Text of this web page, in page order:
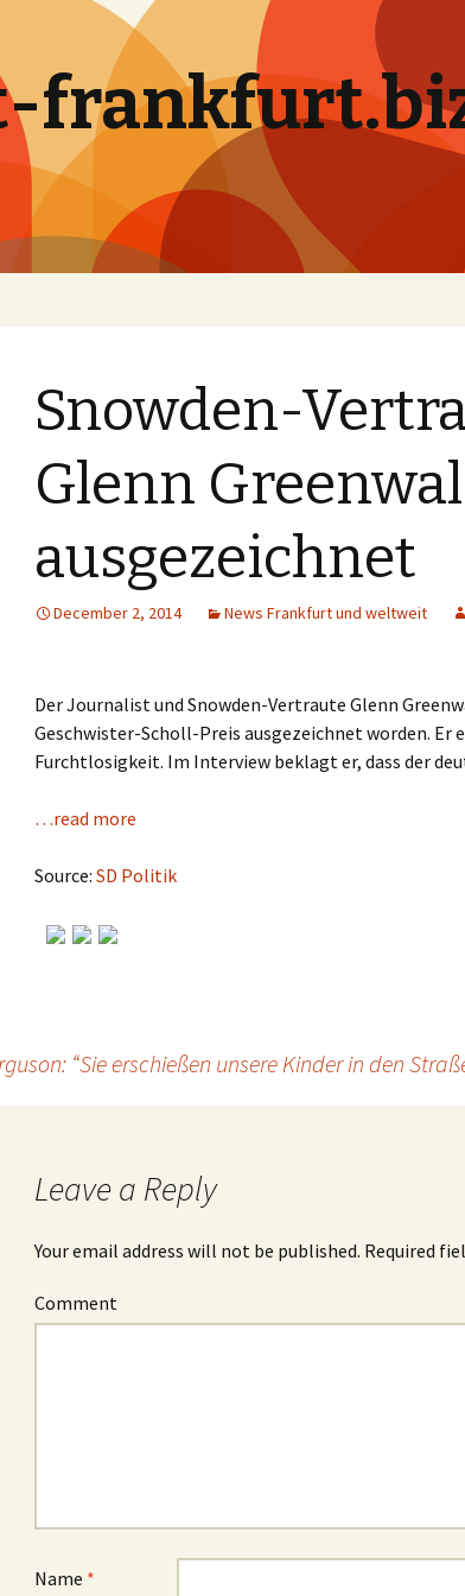
Snowden-
Glenn
ausgezeichnet
December 2, 2014 News Frankfurt und weltweit
Der Journalist und Snowden-Vertraute Glenn
Geschwister-Scholl-Preis ausgezeichnet worden. Er
Furchtlosigkeit. Im Interview beklagt er, dass der
…read more
Source: SD Politik
“Sie erschießen unsere Kinder in den
Leave a Reply
Your email address will not be published. Required
Comment
Name *